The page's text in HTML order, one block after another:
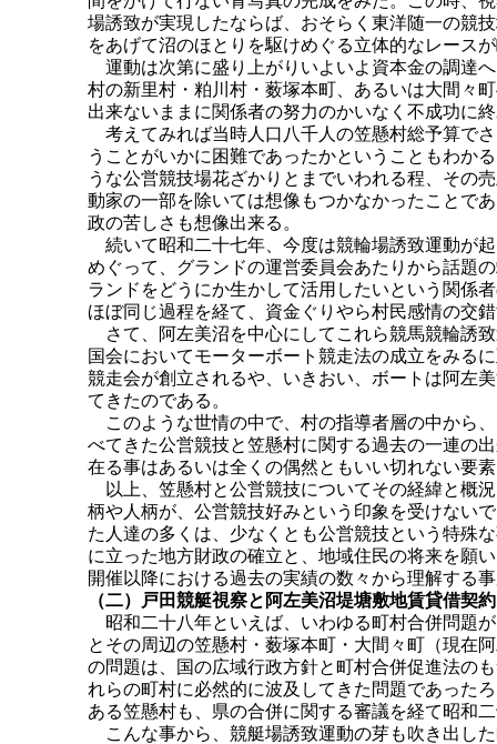
場誘致が実現したならば、おそらく東洋随一の競
をあげて沼のほとりを駆けめぐる立体的なレース
運動は次第に盛り上がりいよいよ資本金の調達
村の新里村・粕川村・薮塚本町、あるいは大間々
出来ないままに関係者の努力のかいなく不成功に
考えてみれば当時人口八千人の笠懸村総予算で
うことがいかに困難であったかということもわか
うな公営競技場花ざかりとまでいわれる程、その
動家の一部を除いては想像もつかなかったことで
政の苦しさも想像出来る。
続いて昭和二十七年、今度は競輪場誘致運動が
めぐって、グランドの運営委員会あたりから話題
ランドをどうにか生かして活用したいという関係
ほぼ同じ過程を経て、資金ぐりやら村民感情の交
さて、阿左美沼を中心にしてこれら競馬競輪誘
国会においてモーターボート競走法の成立をみる
競走会が創立されるや、いきおい、ボートは阿左
てきたのである。
このような世情の中で、村の指導者層の中から
べてきた公営競技と笠懸村に関する過去の一連の
在る事はあるいは全くの偶然ともいい切れない要
以上、笠懸村と公営競技についてその経緯と概
柄や人柄が、公営競技好みという印象を受けない
た人達の多くは、少なくとも公営競技という特殊
に立った地方財政の確立と、地域住民の将来を願
開催以降における過去の実績の数々から理解する
（二）戸田競艇視察と阿左美沼堤塘敷地賃貸借契約
昭和二十八年といえば、いわゆる町村合併問題
とその周辺の笠懸村・薮塚本町・大間々町（現在
の問題は、国の広域行政方針と町村合併促進法の
れらの町村に必然的に波及してきた問題であった
ある笠懸村も、県の合併に関する審議を経て昭和
こんな事から、競艇場誘致運動の芽も吹き出し